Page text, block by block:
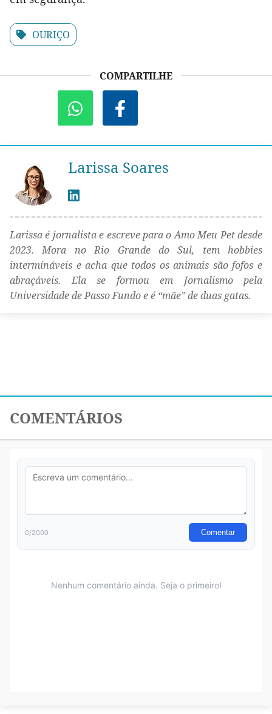
OURIÇO
COMPARTILHE
Larissa Soares
Larissa é jornalista e escreve para o Amo Meu Pet desde
2023. Mora no Rio Grande do Sul, tem hobbies
intermináveis e acha que todos os animais são fofos e
abraçáveis. Ela se formou em Jornalismo pela
Universidade de Passo Fundo e é “mãe” de duas gatas.
COMENTÁRIOS